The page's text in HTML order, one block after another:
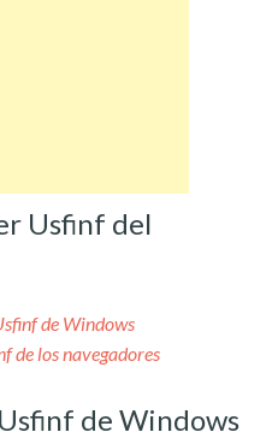
Usfinf del
de Windows
de los navegadores
de Windows